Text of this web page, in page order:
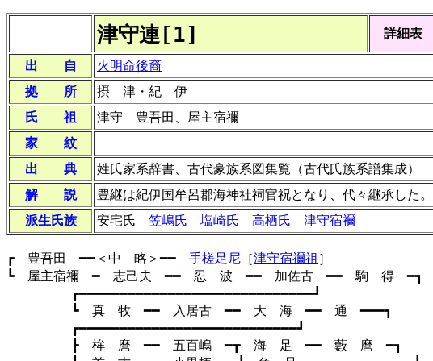
津守連[1] 詳細表
出 自
火明命後裔
拠 所
摂 津・紀 伊
氏 祖
津守 豊吾田、屋主宿禰
家 紋
出 典
姓氏家系辞書、古代豪族系図集覧（古代氏族系譜集成）
解 説
豊継は紀伊国牟呂郡海神社祠官祝となり、代々継承した。
派生氏族
安宅氏 笠嶋氏 塩崎氏 高栖氏 津守宿禰
┏ 豊吾田 ━━＜中 略＞━━ 手槎足尼 ［津守宿禰祖 ］
┗ 屋主宿禰 ━ 志己夫 ━━ 忍 波 ━━ 加佐古 ━━ 駒 得 ━┓
┏━━━━━━━━━━━━━━━━━━━━━━━━━━━━━┛
┗ 真 牧 ━━ 入居古 ━━ 大 海 ━━ 通 ━━━┓
┏━━━━━━━━━━━━━━━━━━━━━━━━━━━┛
┣ 桙 麿 ━━ 五百嶋 ━┳ 海 足 ━━ 藪 麿 ━┓